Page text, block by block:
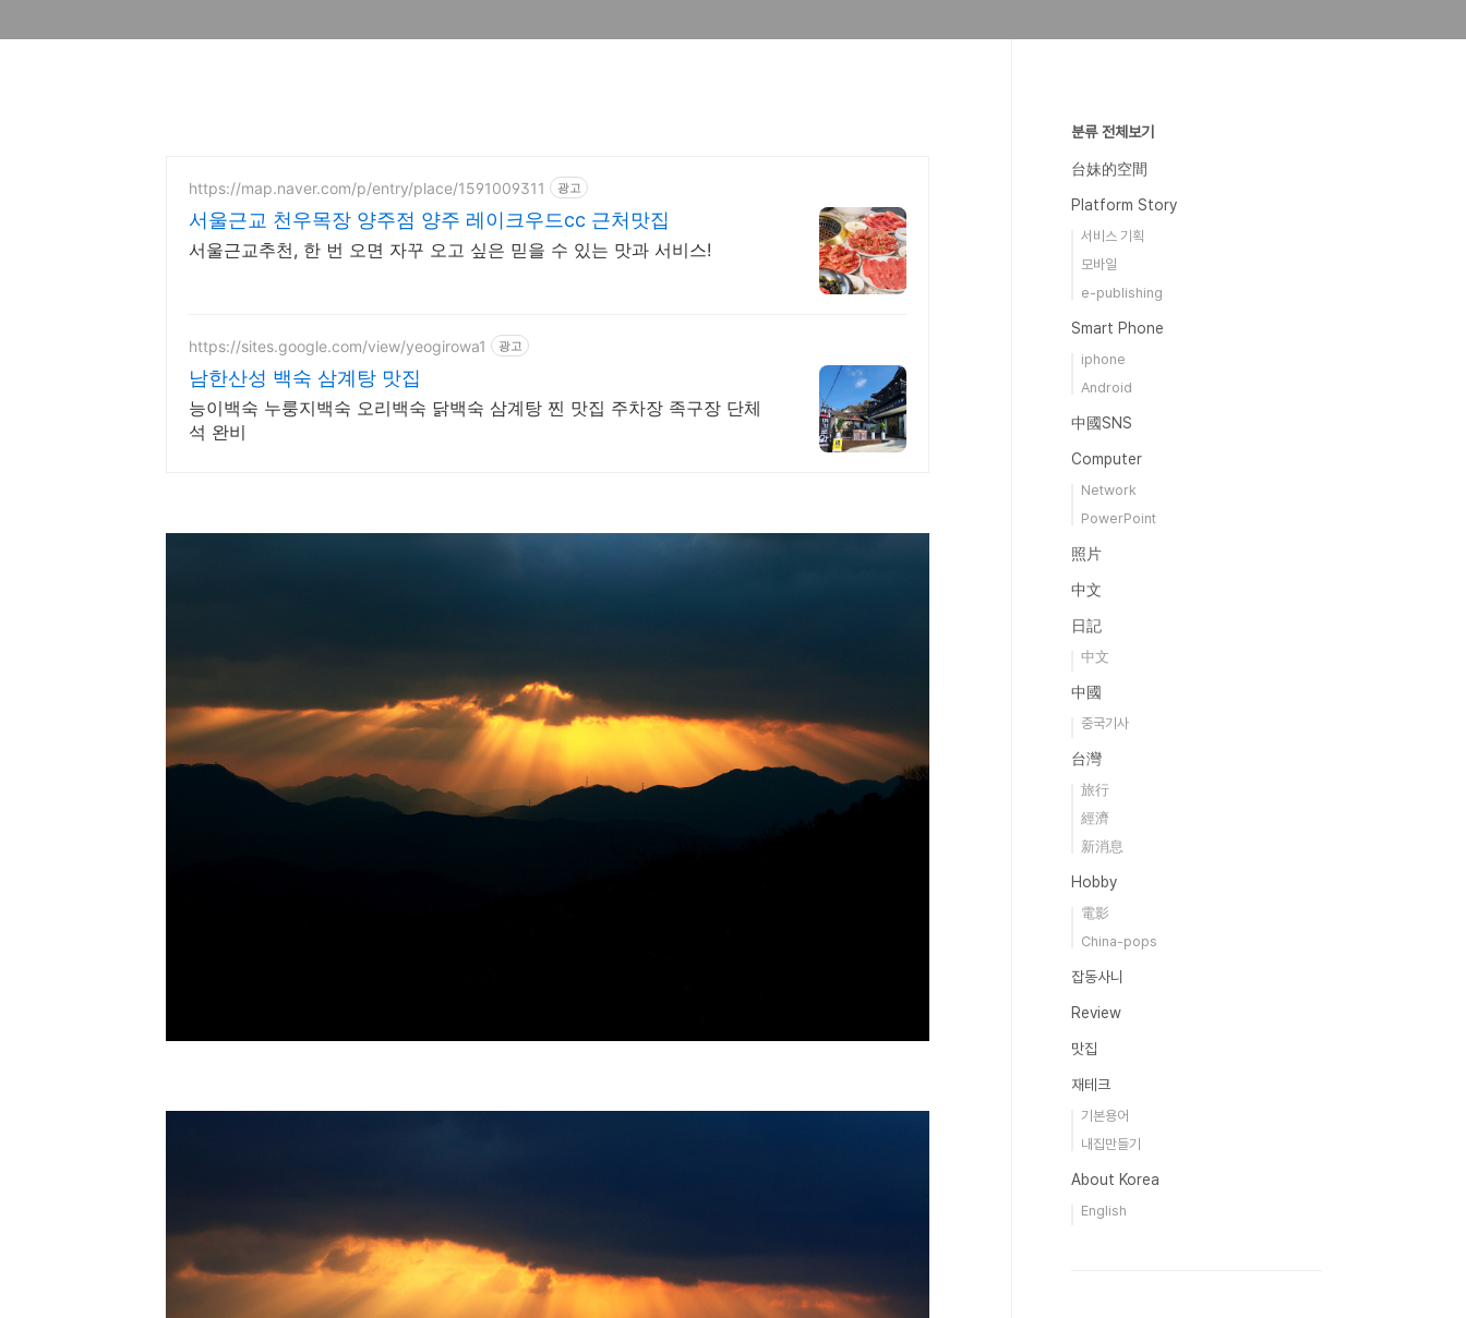
https://map.naver.com/p/entry/place/1591009311 광고
서울근교 천우목장 양주점 양주 레이크우드cc 근처맛집
서울근교추천, 한 번 오면 자꾸 오고 싶은 믿을 수 있는 맛과 서비스!
https://sites.google.com/view/yeogirowa1 광고
남한산성 백숙 삼계탕 맛집
능이백숙 누룽지백숙 오리백숙 닭백숙 삼계탕 찐 맛집 주차장 족구장 단체
석 완비
분류 전체보기
台妹的空間
Platform Story
서비스 기획
모바일
e-publishing
Smart Phone
iphone
Android
中國SNS
Computer
Network
PowerPoint
照片
中文
日記
中文
中國
중국기사
台灣
旅行
經濟
新消息
Hobby
電影
China-pops
잡동사니
Review
맛집
재테크
기본용어
내집만들기
About Korea
English